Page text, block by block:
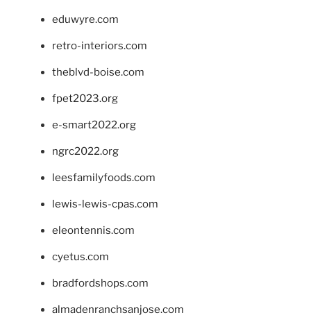
eduwyre.com
retro-interiors.com
theblvd-boise.com
fpet2023.org
e-smart2022.org
ngrc2022.org
leesfamilyfoods.com
lewis-lewis-cpas.com
eleontennis.com
cyetus.com
bradfordshops.com
almadenranchsanjose.com